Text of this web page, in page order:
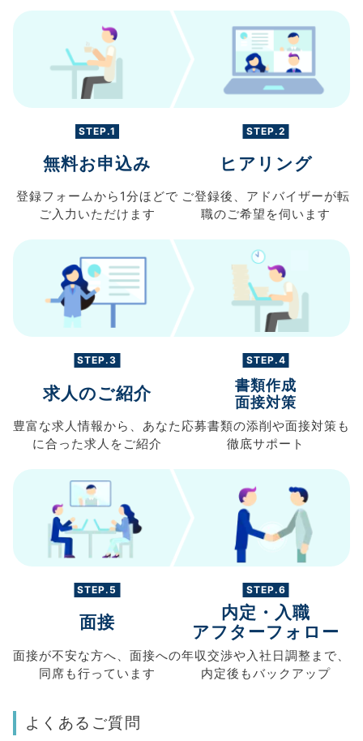
STEP.1
無料お申込み
登録フォームから 1分ほどで
ご入力 いただけます
STEP.2
ヒアリング
ご登録後、 アドバイザーが転
職のご希望を伺います
STEP.3
求人のご紹介
豊富な求人情報から、 あなた
に合った求人を ご紹介
STEP.4
書類作成
面接対策
応募書類の添削や面接対策も
徹底サポート
STEP.5
面接
面接が不安な方へ、 面接への
同席も行っています
STEP.6
内定・入職
アフターフォロー
年収交渉や 入社日調整まで、
内定後もバックアップ
よくあるご質問